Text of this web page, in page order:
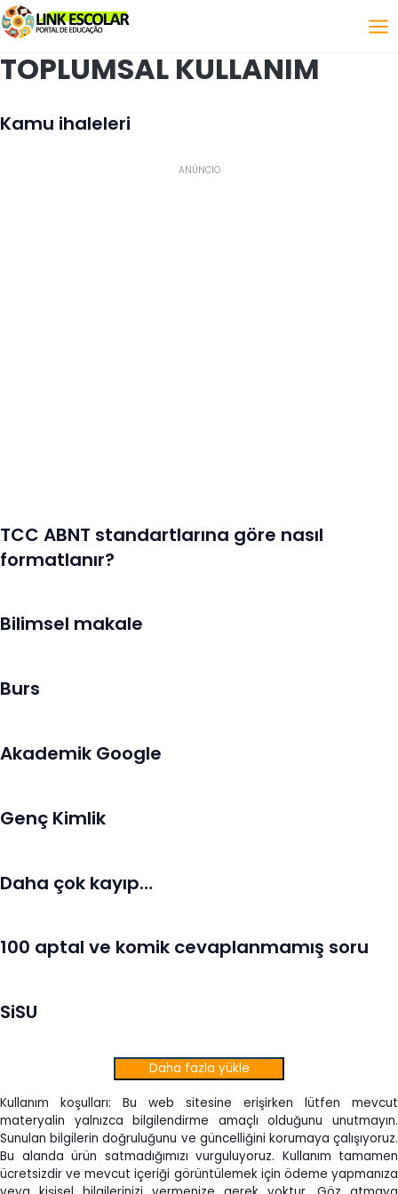
Bağlantı
TOPLUMSAL KULLANIM
Kamu ihaleleri
ANÚNCIO
TCC ABNT standartlarına göre nasıl
formatlanır?
Bilimsel makale
Burs
Akademik Google
Genç Kimlik
Daha çok kayıp…
100 aptal ve komik cevaplanmamış soru
SiSU
Daha fazla yükle
Kullanım koşulları: Bu web sitesine erişirken lütfen mevcut
materyalin yalnızca bilgilendirme amaçlı olduğunu unutmayın.
Sunulan bilgilerin doğruluğunu ve güncelliğini korumaya çalışıyoruz.
Bu alanda ürün satmadığımızı vurguluyoruz. Kullanım tamamen
ücretsizdir ve mevcut içeriği görüntülemek için ödeme yapmanıza